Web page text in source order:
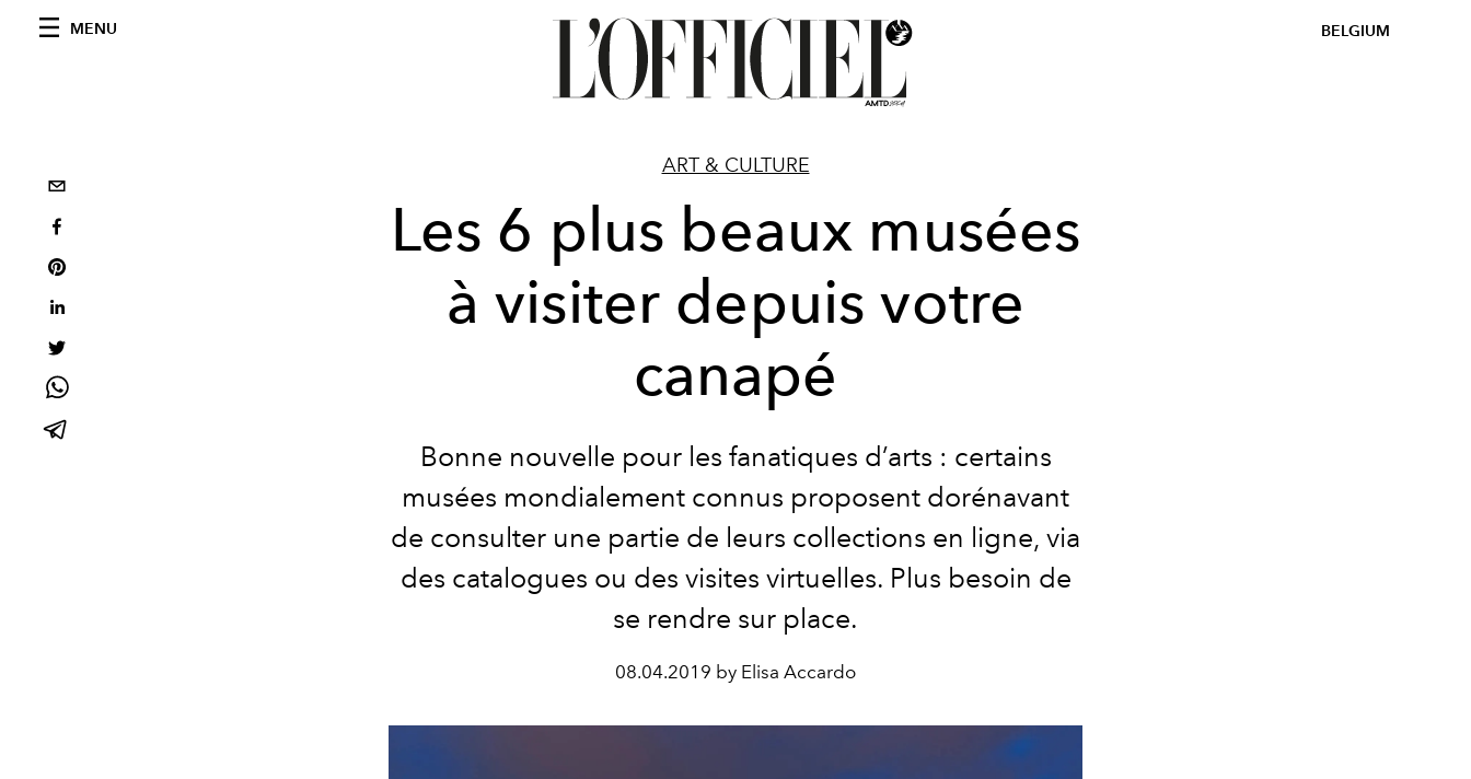
MENU BELGIUM
ART & CULTURE
Les 6 plus beaux musées
à visiter depuis votre
canapé
Bonne nouvelle pour les fanatiques d’arts : certains
musées mondialement connus proposent dorénavant
de consulter une partie de leurs collections en ligne, via
des catalogues ou des visites virtuelles. Plus besoin de
se rendre sur place.
08.04.2019 by Elisa Accardo